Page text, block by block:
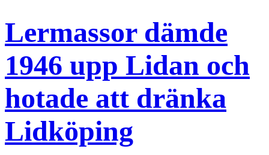
Lermassor dämde
1946 upp Lidan och
hotade att dränka
Lidköping